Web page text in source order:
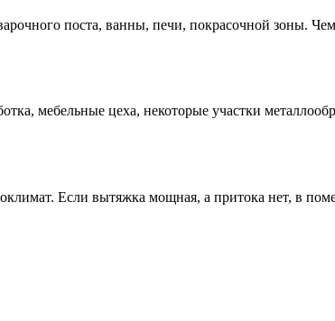
поста, ванны, печи, покрасочной зоны.
мебельные цеха, некоторые участки
Если вытяжка мощная, а притока нет, в